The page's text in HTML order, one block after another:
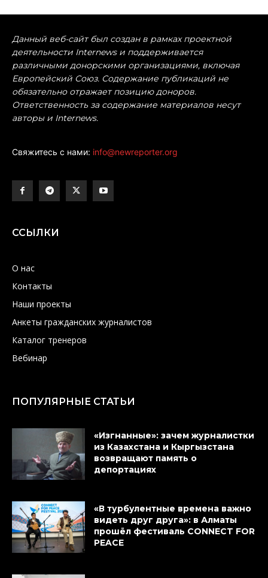
Данный веб-сайт был создан в рамках проектной
деятельности Internews и поддерживается
различными донорскими организациями, включая
Европейский Союз. Содержание публикаций не
обязательно отражает позицию доноров.
Ответственность за содержание материалов несут
авторы и Internews.
Свяжитесь с нами: info@newreporter.org
ССЫЛКИ
О нас
Контакты
Наши проекты
Анкеты гражданских журналистов
Каталог тренеров
Вебинар
ПОПУЛЯРНЫЕ СТАТЬИ
«Изгнанные»: зачем журналистки
из Казахстана и Кыргызстана
возвращают память о
депортациях
«В турбулентные времена важно
видеть друг друга»: в Алматы
прошёл фестиваль CONNECT FOR
PEACE